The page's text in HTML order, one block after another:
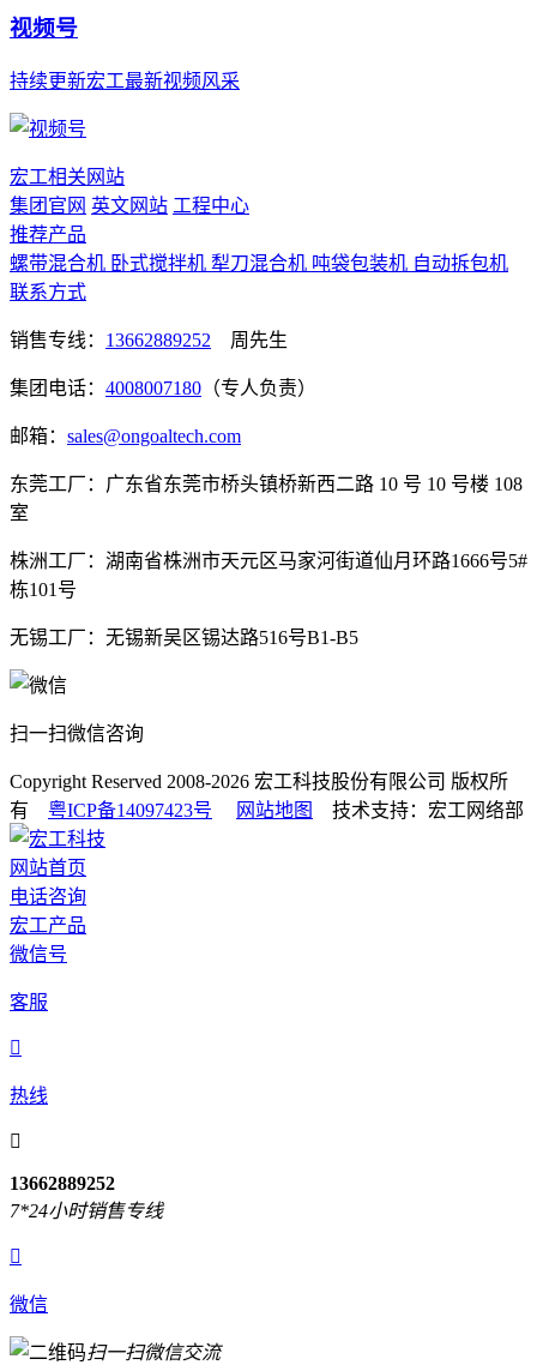
视频号
持续更新宏工最新视频风采
宏工相关网站
集团官网 英文网站 工程中心
推荐产品
螺带混合机 卧式搅拌机 犁刀混合机 吨袋包装机 自动拆包机
联系方式
销售专线： 13662889252 周先生
集团电话： 4008007180 （专人负责）
邮箱： sales@ongoaltech.com
东莞工厂：广东省东莞市桥头镇桥新西二路 10 号 10 号楼 108
室
株洲工厂：湖南省株洲市天元区马家河街道仙月环路1666号5#
栋101号
无锡工厂：无锡新吴区锡达路516号B1-B5
扫一扫微信咨询
Copyright Reserved 2008-2026 宏工科技股份有限公司 版权所
有 粤ICP备14097423号 网站地图 技术支持：宏工网络部
网站首页
电话咨询
宏工产品
微信号
客服

热线

13662889252
7*24小时销售专线

微信
扫一扫微信交流